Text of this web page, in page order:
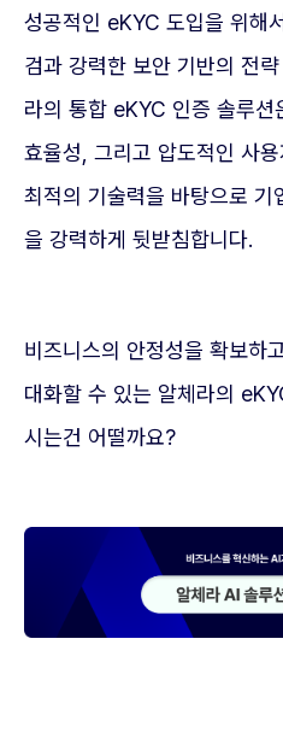
성공적인 eKYC 도입을 위해
검과 강력한 보안 기반의 전
라의 통합 eKYC 인증 솔루
효율성, 그리고 압도적인 사
최적의 기술력을 바탕으로
을 강력하게 뒷받침합니다.
비즈니스의 안정성을 확보하
대화할 수 있는 알체라의
시는건 어떨까요?